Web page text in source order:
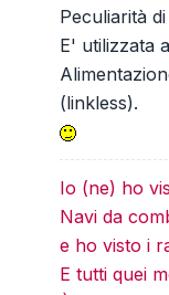
Peculiarità
E' utilizzata
(linkless).
Io (ne) ho
Navi da
e ho visto i
E tutti quei